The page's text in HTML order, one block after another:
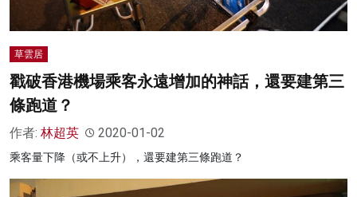
草雲居
戳破香港機場乘客永遠增加的神話，還要建第三
條跑道？
作者: 林超英 2020-01-02
乘客量下降（或不上升），還要建第三條跑道？